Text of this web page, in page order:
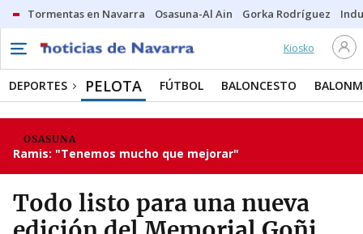
Tormentas en Navarra Osasuna-Al Ain Gorka Rodríguez
Kiosko
DEPORTES PELOTA FÚTBOL BALONCESTO
OSASUNA
Ramis: "Tenemos mucho que mejorar"
Todo listo para una nueva